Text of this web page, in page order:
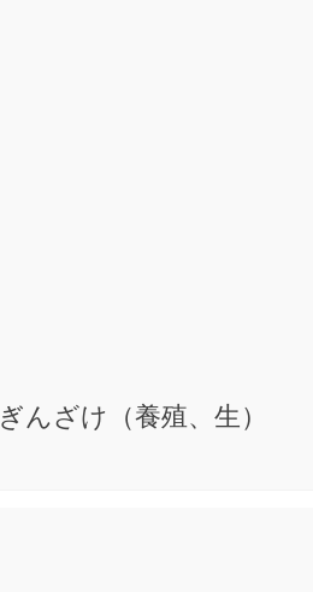
ぎんざけ（養殖、生）